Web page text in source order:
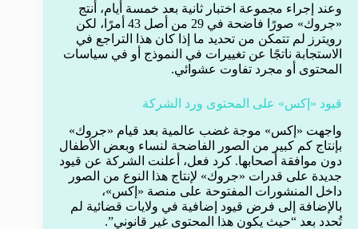
وعند إجراء مجموعة اختبار ثانية بعد خمسة أيام، أنتج
«جروك» صورًا فاضحة في 29 من أصل 43 أمرًا، لكن
رويترز لم تتمكن من تحديد ما إذا كان هذا التراجع في
الاستجابة ناتجًا عن تغييرات في النموذج أو في سياسات
المحتوى أو مجرد تفاوت عشوائي.
قيود «إكس» على المحتوى ورد الشركة
واجهت «إكس» موجة غضب عالمية بعد قيام «جروك»
بإنتاج كم كبير من الصور الفاضحة لنساء وبعض الأطفال
دون موافقة أصحابها. كرد فعل، أعلنت الشركة عن قيود
جديدة على قدرات «جروك» لإنتاج هذا النوع من الصور
داخل المنشورات المفتوحة على منصة «إكس»،
بالإضافة إلى فرض قيود إضافية في ولايات قضائية لم
تُحدد بعد “حيث يكون هذا المحتوى غير قانوني”.